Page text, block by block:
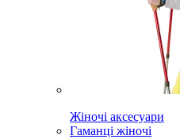
Жіночі аксесуари
Гаманці жіночі